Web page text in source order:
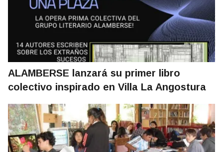
ALAMBERSE lanzará su primer libro
colectivo inspirado en Villa La Angostura